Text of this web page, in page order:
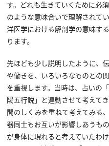
す。どれも生きていくために必
のような意味合いで理解されて
洋医学における解剖学の意味す
ります。
先ほども少し説明したように、
や働きを、いろいろなものとの
を重視します。当時は、占いの
陽五行説」と連動させて考えて
間のしくみを重ねて考えてみる
器同士もお互いが影響しあうも
が身体に現れると考えていたわ